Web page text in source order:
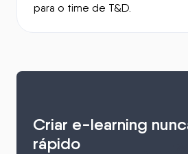
para o time de T&D.
Criar e-learning
rápido